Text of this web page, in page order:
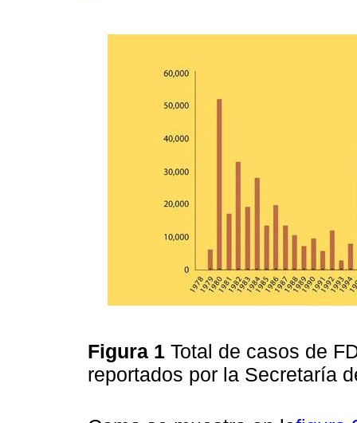
Figura 1 Total de casos de
reportados por la Secretaría